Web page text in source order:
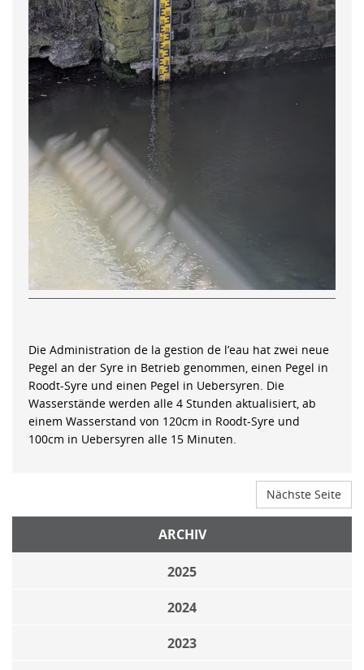
Die Administration de la gestion de l’eau hat zwei neue
Pegel an der Syre in Betrieb genommen, einen Pegel in
Roodt-Syre und einen Pegel in Uebersyren. Die
Wasserstände werden alle 4 Stunden aktualisiert, ab
einem Wasserstand von 120cm in Roodt-Syre und
100cm in Uebersyren alle 15 Minuten.
Nächste Seite
ARCHIV
2025
2024
2023